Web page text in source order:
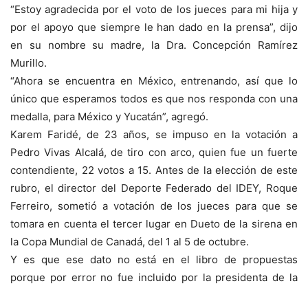
“Estoy agradecida por el voto de los jueces para mi hija y
por el apoyo que siempre le han dado en la prensa”, dijo
en su nombre su madre, la Dra. Concepción Ramírez
Murillo.
“Ahora se encuentra en México, entrenando, así que lo
único que esperamos todos es que nos responda con una
medalla, para México y Yucatán”, agregó.
Karem Faridé, de 23 años, se impuso en la votación a
Pedro Vivas Alcalá, de tiro con arco, quien fue un fuerte
contendiente, 22 votos a 15. Antes de la elección de este
rubro, el director del Deporte Federado del IDEY, Roque
Ferreiro, sometió a votación de los jueces para que se
tomara en cuenta el tercer lugar en Dueto de la sirena en
la Copa Mundial de Canadá, del 1 al 5 de octubre.
Y es que ese dato no está en el libro de propuestas
porque por error no fue incluido por la presidenta de la